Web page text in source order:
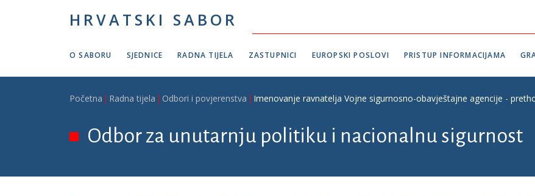
HRVATSKI SABOR
O SABORU SJEDNICE RADNA TIJELA ZASTUPNICI EUROPSKI POSLOVI PRISTUP INFORMACIJAMA
Breadcrumb
Početna Radna tijela Odbori i povjerenstva Imenovanje ravnatelja Vojne sigurnosno-obavještajne agencije -
Odbor za unutarnju politiku i nacionalnu sigurnost